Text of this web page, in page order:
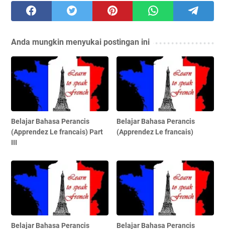
Anda mungkin menyukai postingan ini
Belajar Bahasa Perancis
(Apprendez Le francais) Part
III
Belajar Bahasa Perancis
(Apprendez Le francais)
Belajar Bahasa Perancis
Belajar Bahasa Perancis